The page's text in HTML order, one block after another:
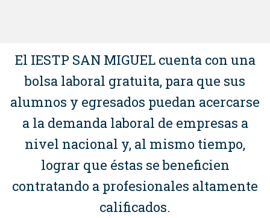
El IESTP SAN MIGUEL cuenta con una
bolsa laboral gratuita, para que sus
alumnos y egresados puedan acercarse
a la demanda laboral de empresas a
nivel nacional y, al mismo tiempo,
lograr que éstas se beneficien
contratando a profesionales altamente
calificados.